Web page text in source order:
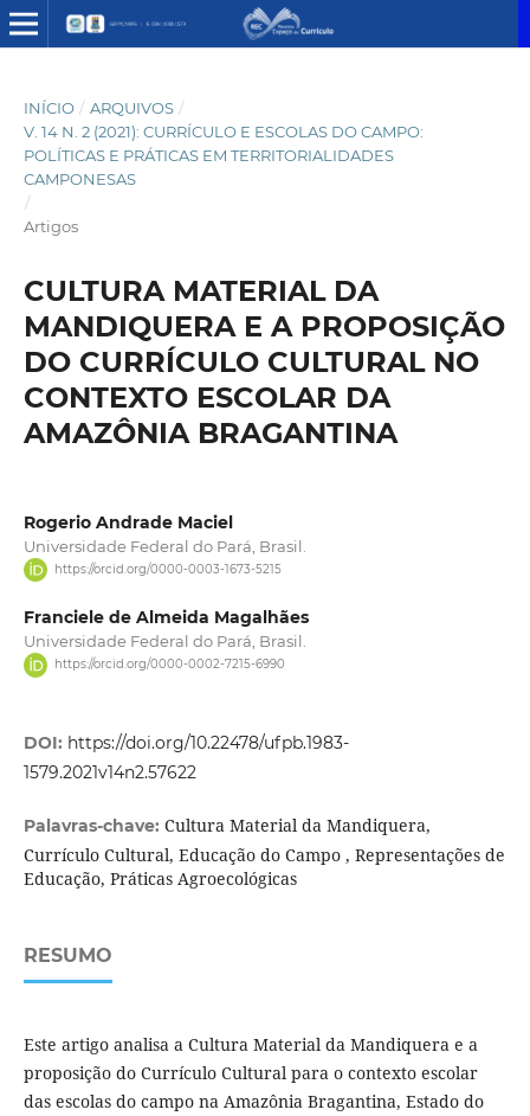
INÍCIO / ARQUIVOS /
V. 14 N. 2 (2021): CURRÍCULO E ESCOLAS DO CAMPO:
POLÍTICAS E PRÁTICAS EM TERRITORIALIDADES
CAMPONESAS
/
Artigos
CULTURA MATERIAL DA
MANDIQUERA E A PROPOSIÇÃO
DO CURRÍCULO CULTURAL NO
CONTEXTO ESCOLAR DA
AMAZÔNIA BRAGANTINA
Rogerio Andrade Maciel
Universidade Federal do Pará, Brasil.
https://orcid.org/0000-0003-1673-5215
Franciele de Almeida Magalhães
Universidade Federal do Pará, Brasil.
https://orcid.org/0000-0002-7215-6990
DOI: https://doi.org/10.22478/ufpb.1983-
1579.2021v14n2.57622
Palavras-chave: Cultura Material da Mandiquera,
Currículo Cultural, Educação do Campo , Representações de
Educação, Práticas Agroecológicas
RESUMO
Este artigo analisa a Cultura Material da Mandiquera e a
proposição do Currículo Cultural para o contexto escolar
das escolas do campo na Amazônia Bragantina, Estado do